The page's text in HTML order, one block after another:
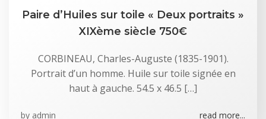
Paire d’Huiles sur toile « Deux portraits »
XIXème siècle 750€
CORBINEAU, Charles-Auguste (1835-1901).
Portrait d’un homme. Huile sur toile signée en
haut à gauche. 54.5 x 46.5 […]
by admin read more...